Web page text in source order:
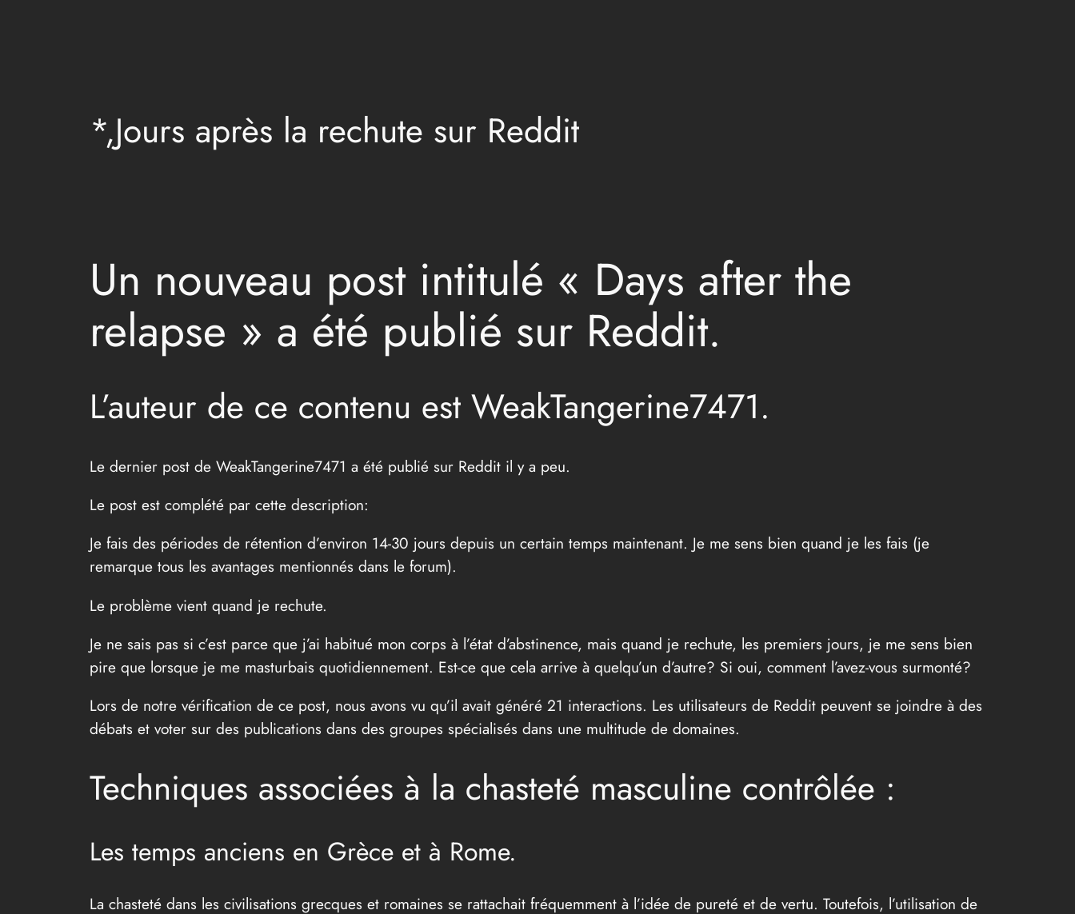
*,Jours après la rechute sur Reddit
Un nouveau post intitulé « Days after the
relapse » a été publié sur Reddit.
L’auteur de ce contenu est WeakTangerine7471.
Le dernier post de WeakTangerine7471 a été publié sur Reddit il y a peu.
Le post est complété par cette description:
Je fais des périodes de rétention d’environ 14-30 jours depuis un certain temps maintenant. Je me sens bien quand je les fais (je
remarque tous les avantages mentionnés dans le forum).
Le problème vient quand je rechute.
Je ne sais pas si c’est parce que j’ai habitué mon corps à l’état d’abstinence, mais quand je rechute, les premiers jours, je me sens bien
pire que lorsque je me masturbais quotidiennement. Est-ce que cela arrive à quelqu’un d’autre? Si oui, comment l’avez-vous surmonté?
Lors de notre vérification de ce post, nous avons vu qu’il avait généré 21 interactions. Les utilisateurs de Reddit peuvent se joindre à des
débats et voter sur des publications dans des groupes spécialisés dans une multitude de domaines.
Techniques associées à la chasteté masculine contrôlée :
Les temps anciens en Grèce et à Rome.
La chasteté dans les civilisations grecques et romaines se rattachait fréquemment à l’idée de pureté et de vertu. Toutefois, l’utilisation de